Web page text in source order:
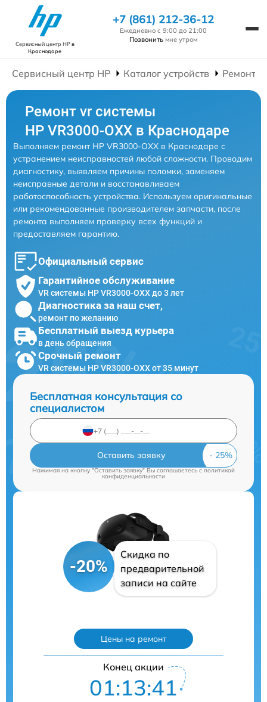
Сервисный центр HPв
Краснодаре
+7 (861) 212-36-12
Ежедневно с 9:00 до 21:00
Позвонить мне утром
Сервисный центр HP Каталог устройств Ремонт
Ремонт vr системы
HP VR3000-OXX в Краснодаре
Выполняем ремонт HP VR3000-OXX в Краснодаре с
устранением неисправностей любой сложности. Проводим
диагностику, выявляем причины поломки, заменяем
неисправные детали и восстанавливаем
работоспособность устройства. Используем оригинальные
или рекомендованные производителем запчасти, после
ремонта выполняем проверку всех функций и
предоставляем гарантию.
Официальный сервис
Гарантийное обслуживание
VR системы HP VR3000-OXX до 3 лет
Диагностика за наш счет,
ремонт по желанию
Бесплатный выезд курьера
в день обращения
Срочный ремонт
VR системы HP VR3000-OXX от 35 минут
Бесплатная консультация со
специалистом
Оставить заявку
Нажимая на кнопку "Оставить заявку" Вы соглашаетесь cполитикой
конфиденциальности
-20%
Скидка по
предварительной
записи на сайте
Цены на ремонт
Конец акции
01:13:40